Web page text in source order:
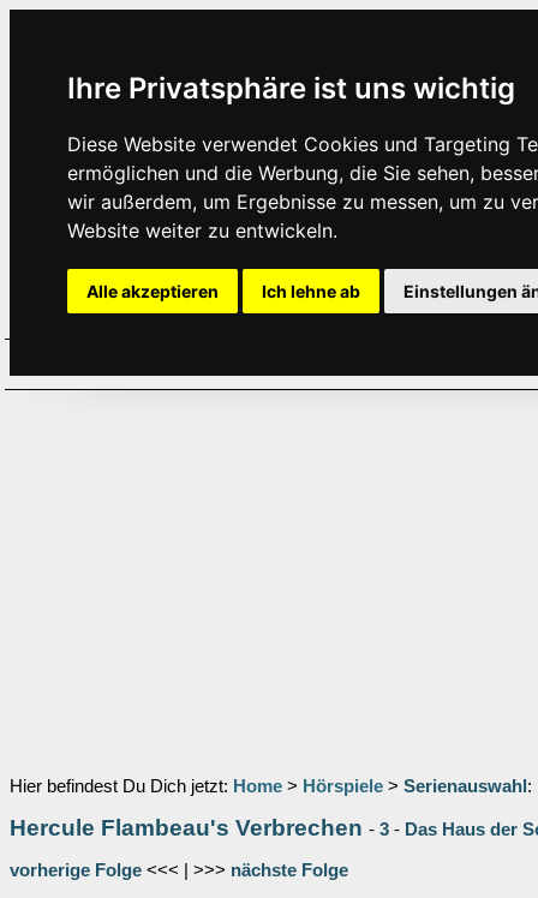
Ihre Privatsphäre ist uns wichtig
Diese Website verwendet Cookies und Targeting
ermöglichen und die Werbung, die Sie sehen,
wir außerdem, um Ergebnisse zu messen, um zu
Website weiter zu entwickeln.
Alle akzeptieren Ich lehne ab Einstellungen
Hier befindest Du Dich jetzt: Home > Hörspiele > Serienauswahl :
Hercule Flambeau's Verbrechen - 3 - Das Haus der
vorherige Folge <<< | >>> nächste Folge